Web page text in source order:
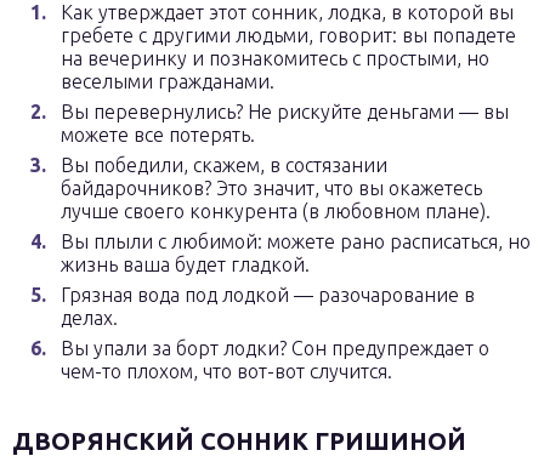
Как утверждает этот сонник, лодка, в которой вы
гребете с другими людьми, говорит: вы попадете
на вечеринку и познакомитесь с простыми, но
веселыми гражданами.
Вы перевернулись? Не рискуйте деньгами — вы
можете все потерять.
Вы победили, скажем, в состязании
байдарочников? Это значит, что вы окажетесь
лучше своего конкурента (в любовном плане).
Вы плыли с любимой: можете рано расписаться, но
жизнь ваша будет гладкой.
Грязная вода под лодкой — разочарование в
делах.
Вы упали за борт лодки? Сон предупреждает о
чем-то плохом, что вот-вот случится.
ДВОРЯНСКИЙ СОННИК ГРИШИНОЙ